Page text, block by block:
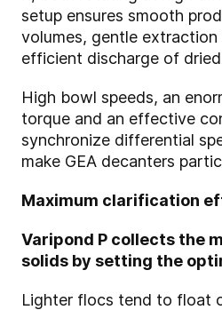
setup ensures smooth
volumes, gentle
efficient discharge of
High bowl speeds, an
torque and an effective
synchronize differential
make GEA decanters
Maximum clarification
Varipond P collects the
solids by setting the
Lighter flocs tend to float